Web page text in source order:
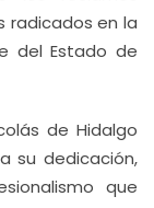
radicados en la
del Estado de
de Hidalgo
su dedicación,
que